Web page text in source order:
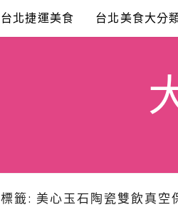
台北捷運美食 台北美食大分
標籤: 美心玉石陶瓷雙飲真空